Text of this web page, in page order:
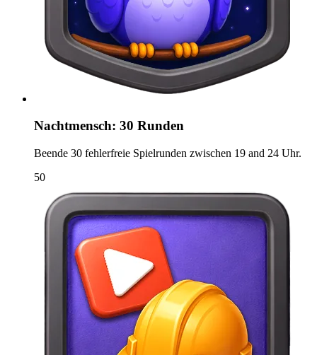
Nachtmensch: 30 Runden
Beende 30 fehlerfreie Spielrunden zwischen 19 and 24 Uhr.
50